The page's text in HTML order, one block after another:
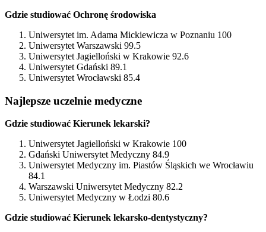
Gdzie studiować Ochronę środowiska
Uniwersytet im. Adama Mickiewicza w Poznaniu 100
Uniwersytet Warszawski 99.5
Uniwersytet Jagielloński w Krakowie 92.6
Uniwersytet Gdański 89.1
Uniwersytet Wrocławski 85.4
Najlepsze uczelnie medyczne
Gdzie studiować Kierunek lekarski?
Uniwersytet Jagielloński w Krakowie 100
Gdański Uniwersytet Medyczny 84.9
Uniwersytet Medyczny im. Piastów Śląskich we Wrocławiu
84.1
Warszawski Uniwersytet Medyczny 82.2
Uniwersytet Medyczny w Łodzi 80.6
Gdzie studiować Kierunek lekarsko-dentystyczny?